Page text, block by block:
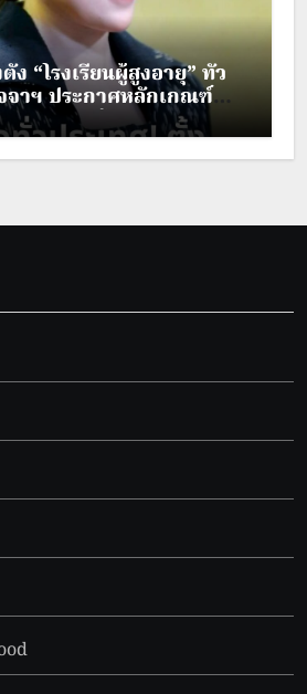
ง “โรงเรียนผู้สูงอายุ” ทั่ว
จาฯ ประกาศหลักเกณฑ์
ภาพชีวิตผู้สูงวัย